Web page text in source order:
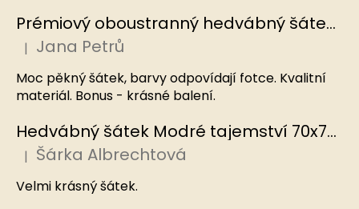
Prémiový oboustranný hedvábný šátek Mořský korál, MB
Hodnocení produktu je 5 z 5 hvězdiček.
| Jana Petrů
Moc pěkný šátek, barvy odpovídají fotce. Kvalitní
materiál. Bonus - krásné balení.
Hedvábný šátek Modré tajemství 70x70 cm v dárkovém balení, HEDVÁBNÝ SVĚT
Hodnocení produktu je 5 z 5 hvězdiček.
| Šárka Albrechtová
Velmi krásný šátek.